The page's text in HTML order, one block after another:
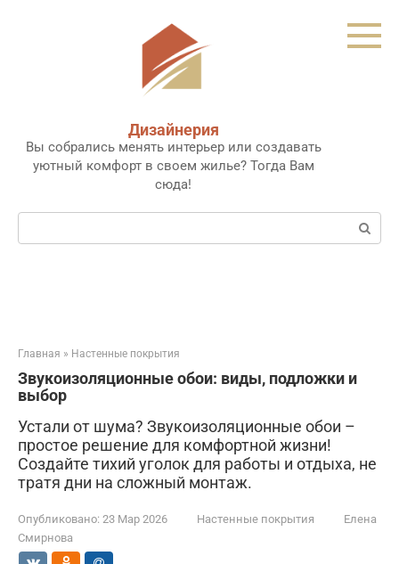
Дизайнерия
Вы собрались менять интерьер или создавать
уютный комфорт в своем жилье? Тогда Вам
сюда!
Поиск:
Главная » Настенные покрытия
Звукоизоляционные обои: виды, подложки и
выбор
Устали от шума? Звукоизоляционные обои –
простое решение для комфортной жизни!
Создайте тихий уголок для работы и отдыха, не
тратя дни на сложный монтаж.
Опубликовано: 23 Мар 2026 Настенные покрытия
Елена
Смирнова